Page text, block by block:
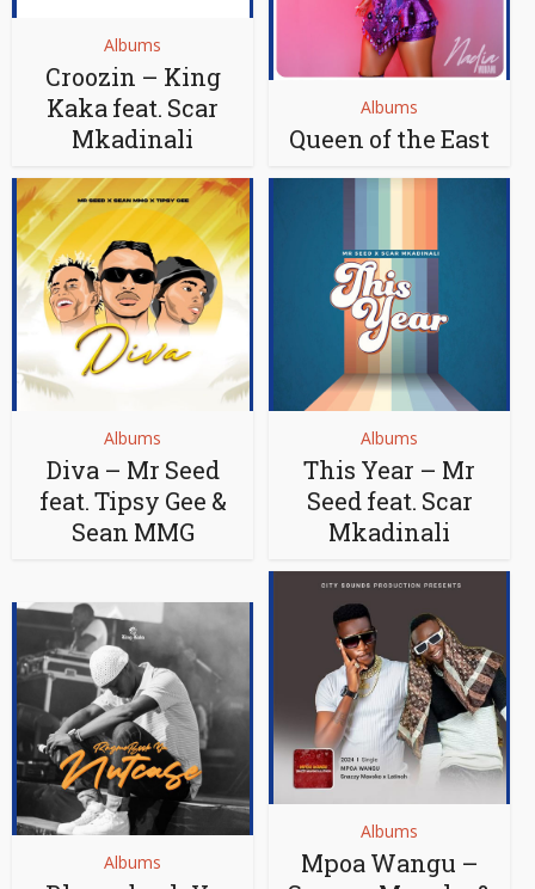
Albums
Croozin – King
Kaka feat. Scar
Mkadinali
Albums
Queen of the East
Albums
Diva – Mr Seed
feat. Tipsy Gee &
Sean MMG
Albums
This Year – Mr
Seed feat. Scar
Mkadinali
Albums
Albums
Mpoa Wangu –